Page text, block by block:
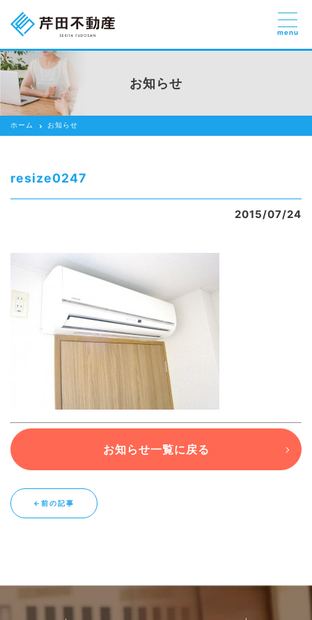
売りたい
貸したい方
借りたい
スタッフ紹介
ブログ
退去連絡フォームはこちら
お部屋探し専用LINEはこちら
menu
お知らせ
ホーム お知らせ
resize0247
2015/07/24
お知らせ一覧に戻る
←前の記事